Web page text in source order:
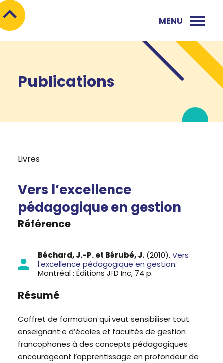
MENU
Publications
Livres
Vers l’excellence
pédagogique en gestion
Référence
Béchard, J.-P. et Bérubé, J. (2010). Vers
l’excellence pédagogique en gestion.
Montréal : Éditions JFD Inc, 74 p.
Résumé
Coffret de formation qui veut sensibiliser tout
enseignant·e d’écoles et facultés de gestion
francophones à des concepts pédagogiques
encourageant l’apprentissage en profondeur de